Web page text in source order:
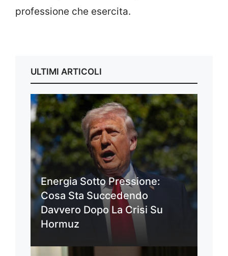
professione che esercita.
ULTIMI ARTICOLI
Energia Sotto Pressione:
Cosa Sta Succedendo
Davvero Dopo La Crisi Su
Hormuz